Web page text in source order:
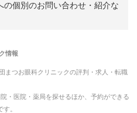
個別のお問い合わせ・紹介な
情報
まつお眼科クリニックの評判・求人・転職
・医院・薬局を探せるほか、予約ができる
。